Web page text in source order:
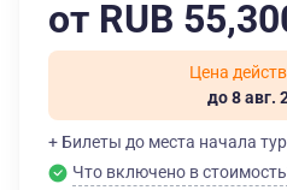
от RUB
Цена
до 8 авг.
+ Билеты до места начала
Что включено в